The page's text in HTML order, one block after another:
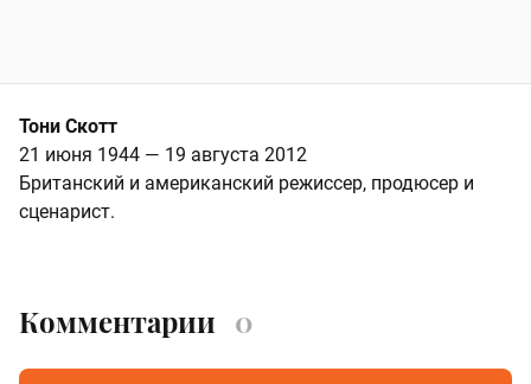
Тони Скотт
21 июня 1944 — 19 августа 2012
Британский и американский режиссер, продюсер и
сценарист.
Комментарии 0